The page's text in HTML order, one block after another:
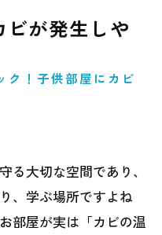
が発生しや
ク！子供部屋にカビ
る大切な空間であり、
、学ぶ場所ですよね
部屋が実は「カビの温